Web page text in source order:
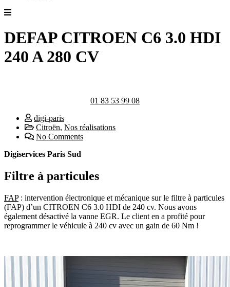
DEFAP CITROEN C6 3.0 HDI
240 A 280 CV
01 83 53 99 08
digi-paris
Citroën, Nos réalisations
No Comments
Digiservices Paris Sud
Filtre à particules
FAP: intervention électronique et mécanique sur le filtre à particules
(FAP) d’un CITROEN C6 3.0 HDI de 240 cv. Nous avons
également désactivé la vanne EGR. Le client en a profité pour
reprogrammer le véhicule à 240 cv avec un gain de 60 Nm !